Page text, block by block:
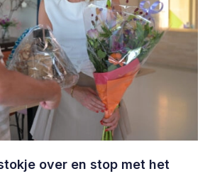
over en stop met het